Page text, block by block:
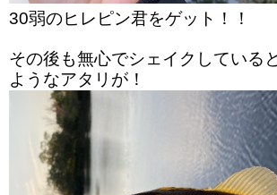
30弱のヒレピン君をゲット！！
その後も無心でシェイクしている
ようなアタリが！